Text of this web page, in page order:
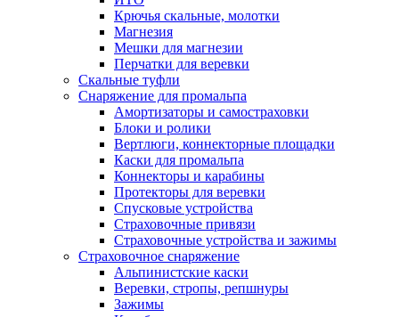
Крючья скальные, молотки
Магнезия
Мешки для магнезии
Перчатки для веревки
Скальные туфли
Снаряжение для промальпа
Амортизаторы и самостраховки
Блоки и ролики
Вертлюги, коннекторные площадки
Каски для промальпа
Коннекторы и карабины
Протекторы для веревки
Спусковые устройства
Страховочные привязи
Страховочные устройства и зажимы
Страховочное снаряжение
Альпинистские каски
Веревки, стропы, репшнуры
Зажимы